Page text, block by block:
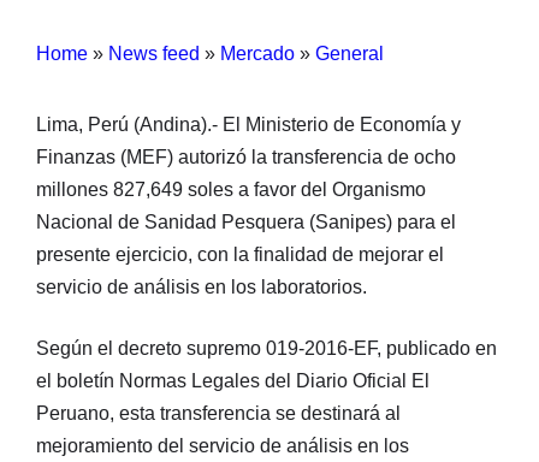
Home » News feed » Mercado » General
Lima, Perú (Andina).- El Ministerio de Economía y
Finanzas (MEF) autorizó la transferencia de ocho
millones 827,649 soles a favor del Organismo
Nacional de Sanidad Pesquera (Sanipes) para el
presente ejercicio, con la finalidad de mejorar el
servicio de análisis en los laboratorios.
Según el decreto supremo 019-2016-EF, publicado en
el boletín Normas Legales del Diario Oficial El
Peruano, esta transferencia se destinará al
mejoramiento del servicio de análisis en los